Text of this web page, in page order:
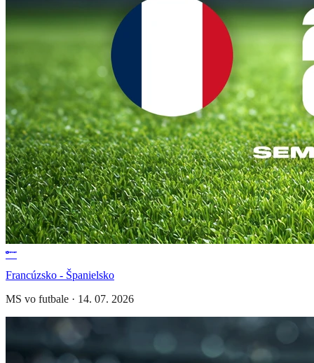
Francúzsko - Španielsko
MS vo futbale · 14. 07. 2026